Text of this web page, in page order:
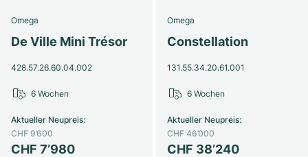
Omega
De Ville Mini Trésor
428.57.26.60.04.002
CHF 7’980
Aktueller Neupreis:
CHF 9’600
6 Wochen
Omega
Constellation
131.55.34.20.61.001
CHF 38’240
Aktueller Neupreis:
CHF 46’000
6 Wochen